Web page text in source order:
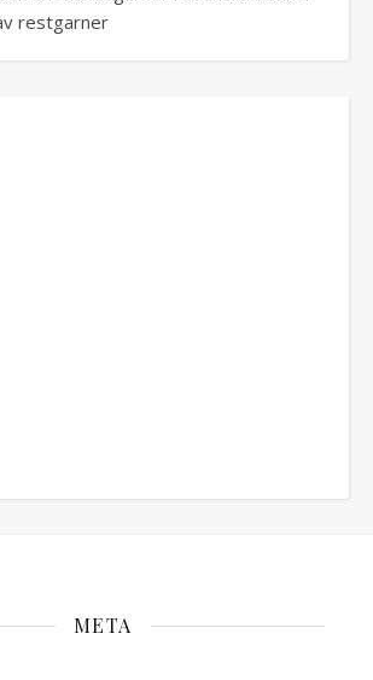
restgarner
META